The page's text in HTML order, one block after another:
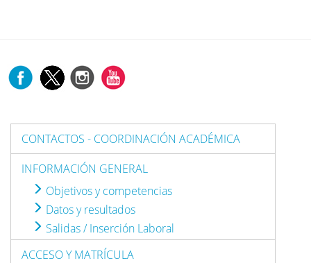
CONTACTOS - COORDINACIÓN ACADÉMICA
INFORMACIÓN GENERAL
Objetivos y competencias
Datos y resultados
Salidas / Inserción Laboral
ACCESO Y MATRÍCULA